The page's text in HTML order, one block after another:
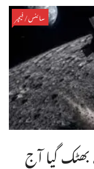
سائنس/فیچر
گیا آج